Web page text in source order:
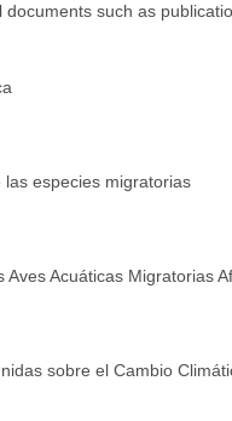
such as
especies migratorias
Acuáticas Migratorias
sobre el Cambio